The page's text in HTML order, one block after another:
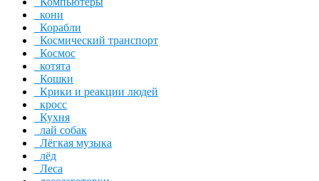
кони
Корабли
Космический транспорт
Космос
котята
Кошки
Крики и реакции людей
кросс
Кухня
лай собак
Лёгкая музыка
лёд
Леса